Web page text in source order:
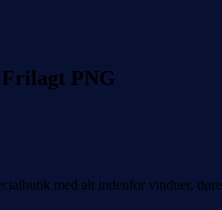
PNG
med alt indenfor vinduer, døre